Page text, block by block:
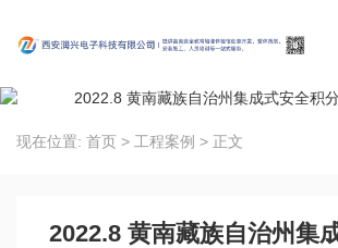
现在位置: 首页 > 工程案例 > 正文
2022.8 黄南藏族自治州集